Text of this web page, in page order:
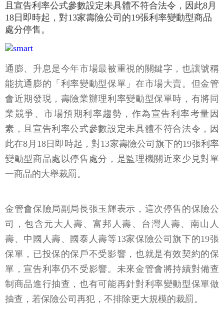
且宣告利率公式參數設定未具體不符合法令，因此8月
18日即時起，對13家壽險公司的19張利率變動型商品
處分停售。
通膨、升息是今年市場最被重視的關鍵字，也讓號稱
能抗通膨的「利率變動型保單」在市場大賣。但金管
會近期發現，壽險業辦理利率變動型保單時，有將同
業競爭、市場預期利率趨勢，作為宣告利率考量因
素，且宣告利率公式參數設定未具體不符合法令，因
此在8月18日即時起，對13家壽險公司旗下的19張利率
變動型商品處以停售處分，是監理機關近來少見對單
一商品的大舉裁罰。
金管會保險局副局長張玉輝表示，這次停售的保險公
司，包含元大人壽、富邦人壽、台灣人壽、南山人
壽、中國人壽、國泰人壽等13家保險公司旗下的19張
保單，已投保的保戶不受影響，也就是有效契約的保
單，宣告利率仍不受影響。未來金管會將持續對備查
制商品進行抽查，也有可能再針對利率變動型保單做
抽查，若保險公司再犯，不排除更大規模的裁罰。